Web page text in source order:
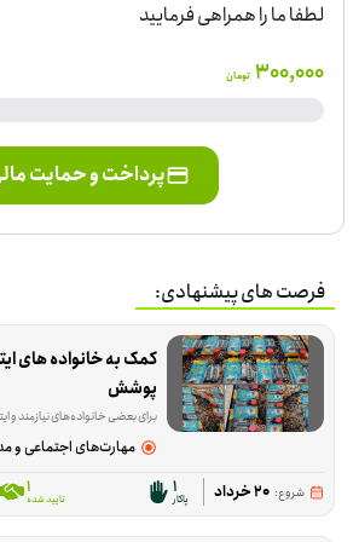
لطفا ما را همراهی فرمایید
300,000 تومان
پرداخت و حمایت
فرصت های پیشنهادی:
پوشش
برای بعضی خانواده‌های نیازمند و ایتام، دسترسی به خدمات اولیه و حمایت به‌موقع یک نیاز جدی
مهارت‌های اجتماعی و
شروع: 20 خرداد 1پاکار 1تایید شده